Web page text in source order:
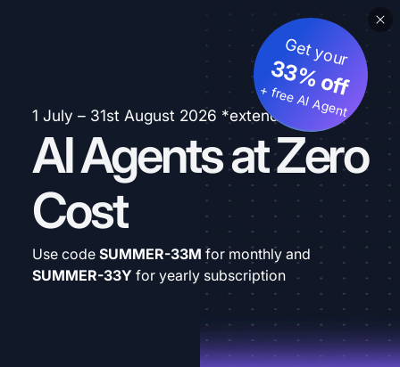
1 July – 31st August 2026 *extended
AI Agents at Zero
Cost
Get your
33% off
+ free AI Agent
Use code SUMMER-33M for monthly and
SUMMER-33Y for yearly subscription